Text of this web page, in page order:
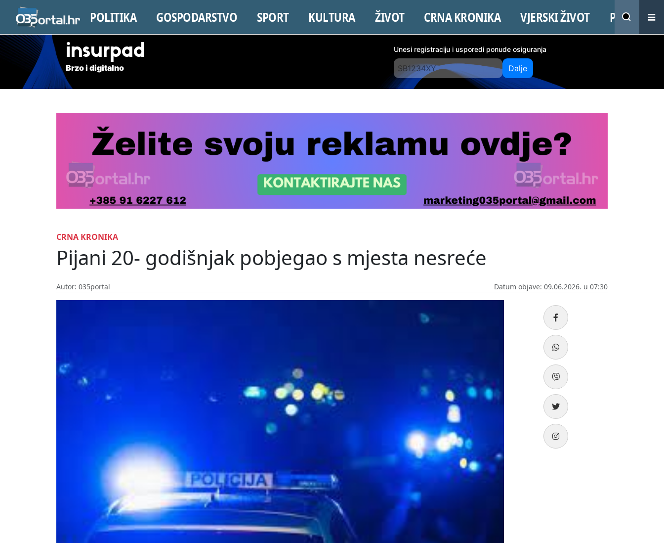
POLITIKA GOSPODARSTVO SPORT KULTURA ŽIVOT CRNA KRONIKA VJERSKI ŽIVOT PROMO
insurpad
Brzo i digitalno
Unesi registraciju i usporedi ponude osiguranja
Dalje
CRNA KRONIKA
Pijani 20- godišnjak pobjegao s mjesta nesreće
Autor: 035portal Datum objave: 09.06.2026. u 07:30